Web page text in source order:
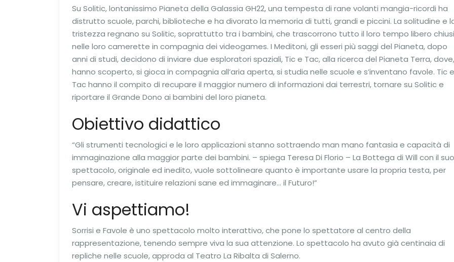
Su Solitic, lontanissimo Pianeta della Galassia GH22, una tempesta di rane volanti mangia-ricordi ha
distrutto scuole, parchi, biblioteche e ha divorato la memoria di tutti, grandi e piccini. La solitudine e
tristezza regnano su Solitic, soprattutto tra i bambini, che trascorrono tutto il loro tempo libero chiusi
nelle loro camerette in compagnia dei videogames. I Meditoni, gli esseri più saggi del Pianeta, dopo
anni di studi, decidono di inviare due esploratori spaziali, Tic e Tac, alla ricerca del Pianeta Terra, dove,
hanno scoperto, si gioca in compagnia all’aria aperta, si studia nelle scuole e s’inventano favole. Tic e
Tac hanno il compito di recupare il maggior numero di informazioni dai terrestri, tornare su Solitic e
riportare il Grande Dono ai bambini del loro pianeta.
Obiettivo didattico
“Gli strumenti tecnologici e le loro applicazioni stanno sottraendo man mano fantasia e capacità di
immaginazione alla maggior parte dei bambini. – spiega Teresa Di Florio – La Bottega di Will con il suo
spettacolo, originale ed inedito, vuole sottolineare quanto è importante usare la propria testa, per
pensare, creare, istituire relazioni sane ed immaginare… il Futuro!”
Vi aspettiamo!
Sorrisi e Favole è uno spettacolo molto interattivo, che pone lo spettatore al centro della
rappresentazione, tenendo sempre viva la sua attenzione. Lo spettacolo ha avuto già centinaia di
repliche nelle scuole, approda al Teatro La Ribalta di Salerno.